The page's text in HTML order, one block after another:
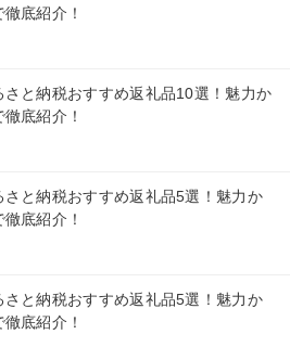
底紹介！
さと納税おすすめ返礼品10選！魅力か
底紹介！
さと納税おすすめ返礼品5選！魅力か
底紹介！
さと納税おすすめ返礼品5選！魅力か
底紹介！